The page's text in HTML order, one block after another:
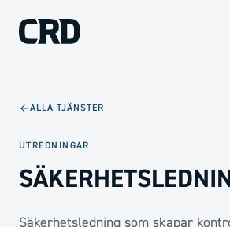
ALLA TJÄNSTER
UTREDNINGAR
Säkerhetsledning som skapar